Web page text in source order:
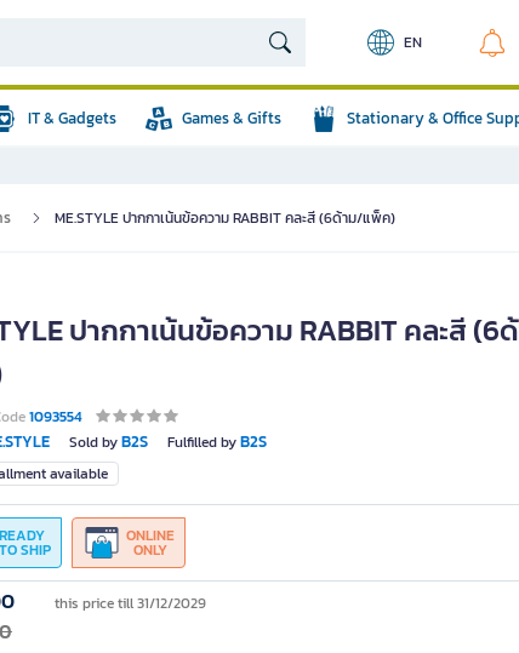
EN
IT & Gadgets Games & Gifts Stationary & Office
ME.STYLE ปากกาเน้นข้อความ RABBIT คละสี (6ด้าม/แพ็ค)
ปากกาเน้นข้อความ RABBIT คละสี (6
1093554
Sold byB2S Fulfilled byB2S
available
READY
TO SHIP
ONLINE
ONLY
this price till 31/12/2029